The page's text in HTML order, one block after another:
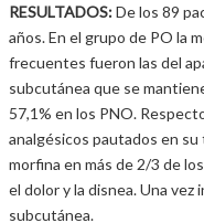
RESULTADOS:De los 89
años. En el grupo de PO la
frecuentes fueron las del
subcutánea que se
57,1% en los PNO.
analgésicos pautados en su
morfina en más de 2/3 de
el dolor y la disnea. Una
subcutánea.